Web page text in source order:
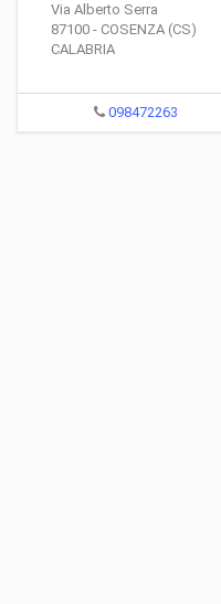
Via Alberto Serra
87100 - COSENZA (CS)
CALABRIA
098472263